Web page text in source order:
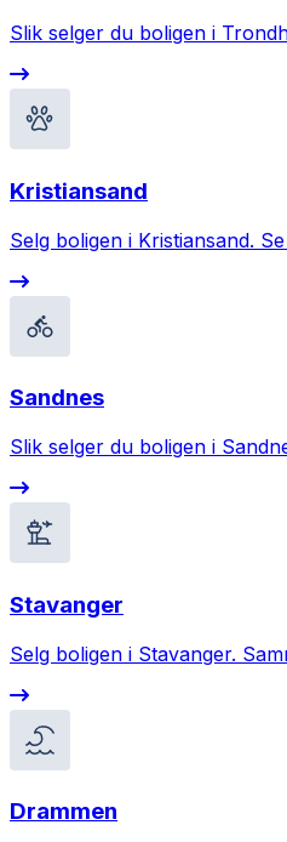
Slik selger du boligen i
Kristiansand
Selg boligen i Kristiansand.
Sandnes
Slik selger du boligen i
Stavanger
Selg boligen i Stavanger.
Drammen